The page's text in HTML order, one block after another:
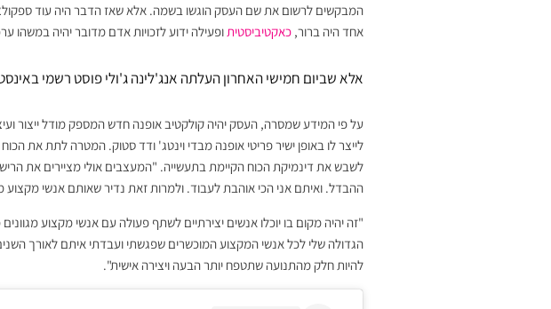
המבקשים לרשום את שם העסק הוגשו בשמה. אלא שאז הדבר היה עוד
אחד היה ברור, כאקטיביסטית ופעילה ידוע לזכויות אדם מדובר יהיה במשהו
אלא שביום חמישי האחרון העלתה אנג'לינה ג'ולי פוסט רשמי
על פי המידע שמסרה, העסק יהיה קולקטיב אופנה חדש המספק מודל ייצור
לייצר לו באופן ישיר פריטי אופנה מבדי וינטג' ודד סטוק. המטרה לתת את
לשבש את דינמיקת הכוח הקיימת בתעשייה. "המעצבים אולי מציירים את
ההבדל. ואיתם אני הכי אוהבת לעבוד. ולמרות זאת נדיר שאותם אנשי
"זה יהיה מקום בו יוכלו אנשים יצירתיים לשתף פעולה עם אנשי מקצוע
הגדולה שלי לכל אנשי המקצוע המוכשרים שפגשתי ועבדתי איתם לאורך השנים.
להיות חלק מהתנועה שתטפח יותר הבעה ויצירה אישית".